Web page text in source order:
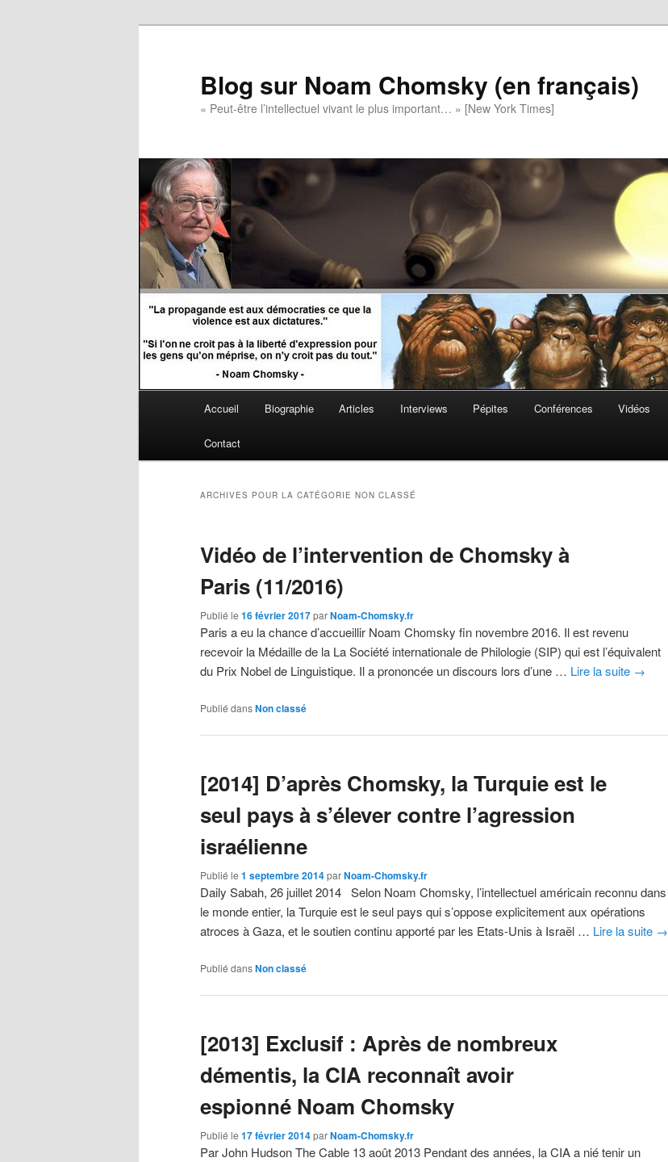
Blog sur Noam Chomsky (en français)
« Peut-être l’intellectuel vivant le plus important… » [New York Times]
Aller
au
contenu
Aller
au
contenu
Accueil Biographie Articles Interviews Pépites Conférences Vidéos
Contact
ARCHIVES POUR LA CATÉGORIE NON CLASSÉ
Vidéo de l’intervention de Chomsky à
Paris (11/2016)
Publié le 16 février 2017parNoam-Chomsky.fr
Paris a eu la chance d’accueillir Noam Chomsky fin novembre 2016. Il est revenu
recevoir la Médaille de la La Société internationale de Philologie (SIP) qui est l’équivalent
du Prix Nobel de Linguistique. Il a prononcée un discours lors d’une … Lire la suite →
Publié dansNon classé
[2014] D’après Chomsky, la Turquie est le
seul pays à s’élever contre l’agression
israélienne
Publié le 1 septembre 2014parNoam-Chomsky.fr
Daily Sabah, 26 juillet 2014 Selon Noam Chomsky, l’intellectuel américain reconnu dans
le monde entier, la Turquie est le seul pays qui s’oppose explicitement aux opérations
atroces à Gaza, et le soutien continu apporté par les Etats-Unis à Israël … Lire la suite →
Publié dansNon classé
[2013] Exclusif : Après de nombreux
démentis, la CIA reconnaît avoir
espionné Noam Chomsky
Publié le 17 février 2014parNoam-Chomsky.fr
Par John Hudson The Cable 13 août 2013 Pendant des années, la CIA a nié tenir un